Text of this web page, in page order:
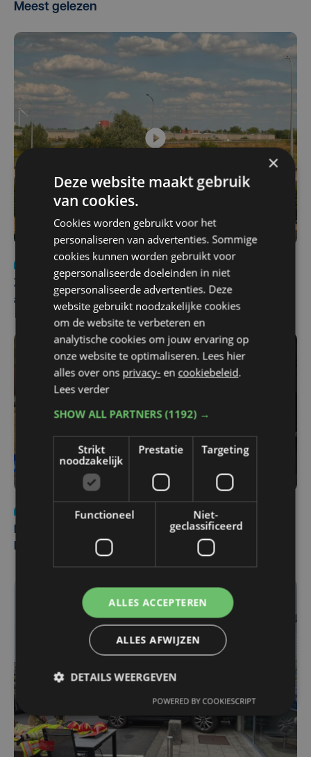
Meest gelezen
za 1 augustus | 17:21
Zwaar ongeval op E403 in Izegem: drie rijstroken
afgesloten
di 4 augustus | 09:32
Man en vrouw dood aangetroffen in woning in Sint-
Pieters Brugge
×
Deze website maakt gebruik
van cookies.
Cookies worden gebruikt voor het
personaliseren van advertenties. Sommige
cookies kunnen worden gebruikt voor
gepersonaliseerde doeleinden in niet
gepersonaliseerde advertenties. Deze
website gebruikt noodzakelijke cookies
om de website te verbeteren en
analytische cookies om jouw ervaring op
onze website te optimaliseren. Lees hier
alles over ons privacy- en cookiebeleid.
Lees verder
SHOW ALL PARTNERS(1192) →
Strikt
noodzakelijk
Prestatie Targeting
Functioneel
Niet-
geclassificeerd
ALLES ACCEPTEREN
ALLES AFWIJZEN
DETAILS WEERGEVEN
POWERED BY COOKIESCRIPT